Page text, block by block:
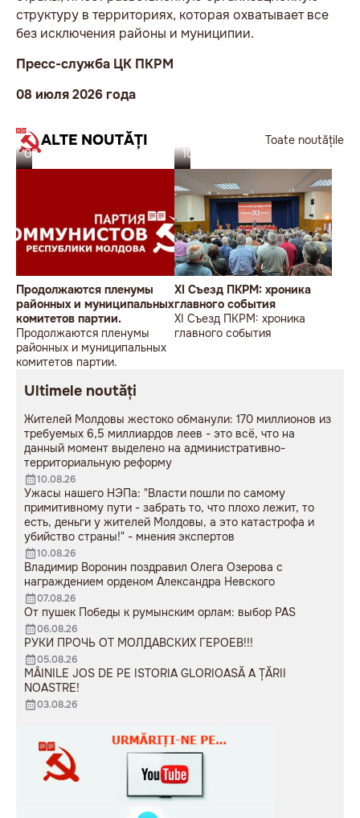
структуру в территориях, которая охватывает все
без исключения районы и муниципии.
Пресс-служба ЦК ПКРМ
08 июля 2026 года
ALTE NOUTĂȚI
Toate noutățile
08.07.26
Продолжаются пленумы
районных и муниципальных
комитетов партии.
Продолжаются пленумы
районных и муниципальных
комитетов партии.
10.06.26
XI Съезд ПКРМ: хроника
главного события
XI Съезд ПКРМ: хроника
главного события
Ultimele noutăți
Жителей Молдовы жестоко обманули: 170 миллионов из
требуемых 6,5 миллиардов леев - это всё, что на
данный момент выделено на административно-
территориальную реформу
10.08.26
Ужасы нашего НЭПа: "Власти пошли по самому
примитивному пути - забрать то, что плохо лежит, то
есть, деньги у жителей Молдовы, а это катастрофа и
убийство страны!" - мнения экспертов
10.08.26
Владимир Воронин поздравил Олега Озерова с
награждением орденом Александра Невского
07.08.26
От пушек Победы к румынским орлам: выбор PAS
06.08.26
РУКИ ПРОЧЬ ОТ МОЛДАВСКИХ ГЕРОЕВ!!!
05.08.26
MÂINILE JOS DE PE ISTORIA GLORIOASĂ A ȚĂRII
NOASTRE!
03.08.26